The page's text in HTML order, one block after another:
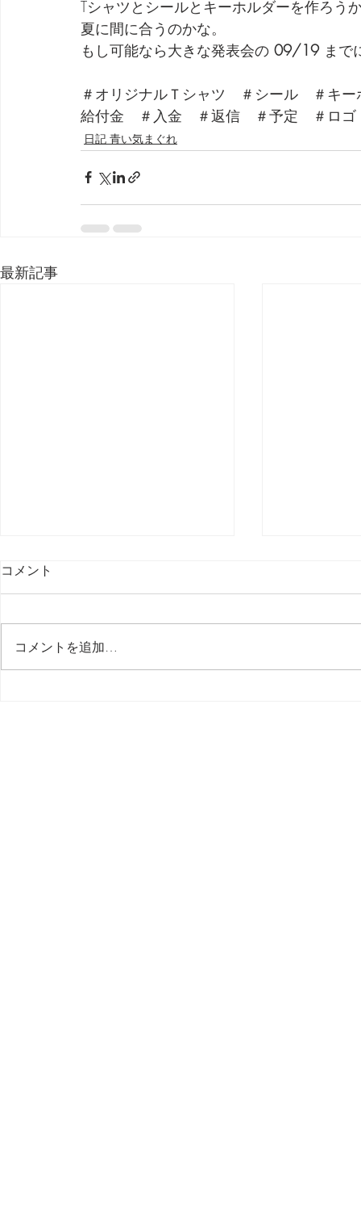
Tシャツとシールとキーホルダーを作ろう
夏に間に合うのかな。
もし可能なら大きな発表会の 09/19 まで
＃オリジナルＴシャツ　＃シール　＃キ
給付金　＃入金　＃返信　＃予定　＃ロゴ
日記 青い気まぐれ
最新記事
最後の日記です
コメント
コメントを追加…